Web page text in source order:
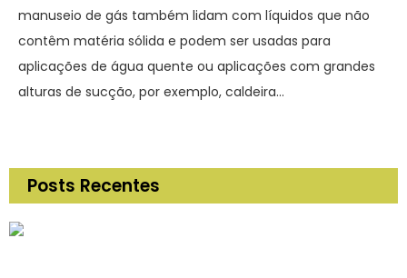
manuseio de gás também lidam com líquidos que não
contêm matéria sólida e podem ser usadas para
aplicações de água quente ou aplicações com grandes
alturas de sucção, por exemplo, caldeira…
Posts Recentes